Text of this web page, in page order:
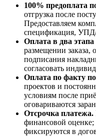
100% предоплата
отгрузка после
Предоставляем
спецификация, УПД/
Оплата в два этапа
размещении заказа,
подписания
согласовать
Оплата по факту
проектов и
условиям после
оговариваются
Отсрочка платежа.
финансовой
фиксируются в